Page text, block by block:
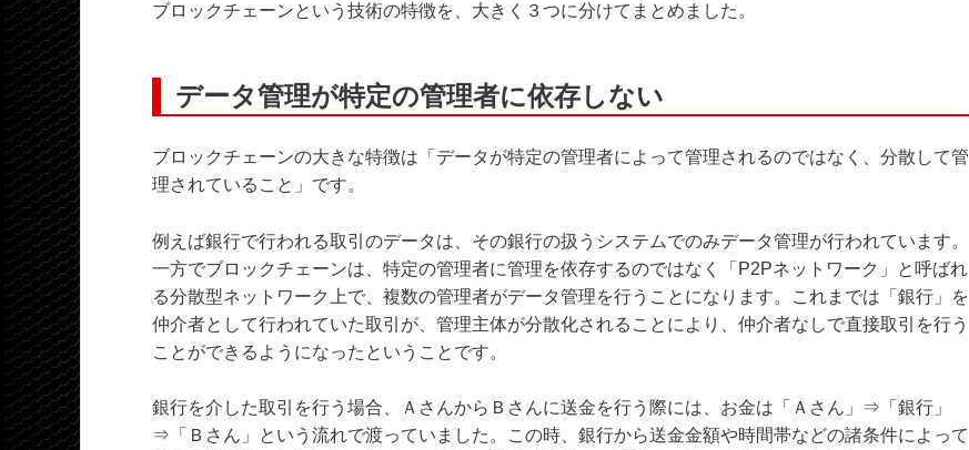
ブロックチェーンという技術の特徴を、大きく３つに分けてまとめました。
データ管理が特定の管理者に依存しない
ブロックチェーンの大きな特徴は「データが特定の管理者によって管理されるのではなく、分散して管
理されていること」です。
例えば銀行で行われる取引のデータは、その銀行の扱うシステムでのみデータ管理が行われています。
一方でブロックチェーンは、特定の管理者に管理を依存するのではなく「P2Pネットワーク」と呼ばれ
る分散型ネットワーク上で、複数の管理者がデータ管理を行うことになります。これまでは「銀行」を
仲介者として行われていた取引が、管理主体が分散化されることにより、仲介者なしで直接取引を行う
ことができるようになったということです。
銀行を介した取引を行う場合、ＡさんからＢさんに送金を行う際には、お金は「Ａさん」⇒「銀行」
⇒「Ｂさん」という流れで渡っていました。この時、銀行から送金金額や時間帯などの諸条件によって